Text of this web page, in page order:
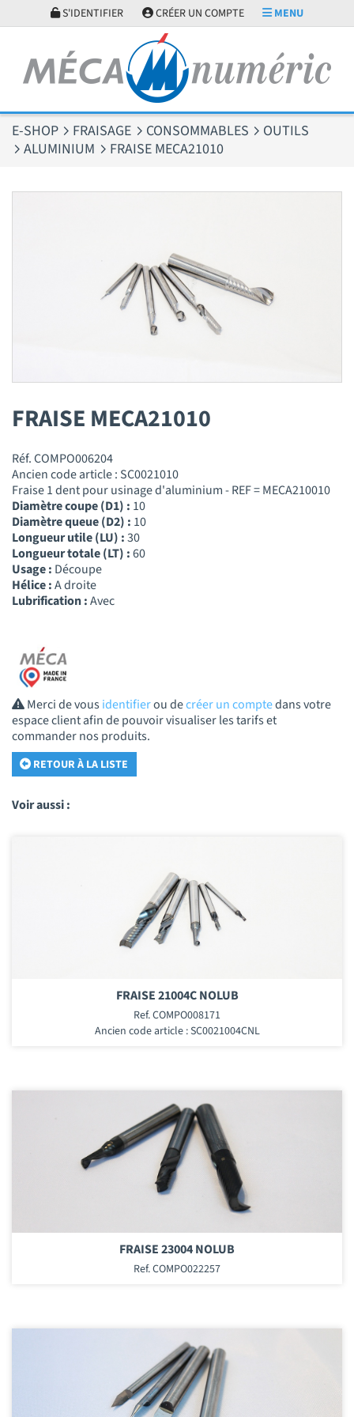
S'IDENTIFIER CRÉER UN COMPTE MENU
E-SHOP FRAISAGE CONSOMMABLES
OUTILS
ALUMINIUM
FRAISE MECA21010
FRAISE MECA21010
Réf. COMPO006204
Ancien code article : SC0021010
Fraise 1 dent pour usinage d'aluminium - REF = MECA210010
Diamètre coupe (D1) : 10
Diamètre queue (D2) : 10
Longueur utile (LU) :30
Longueur totale (LT) :60
Usage : Découpe
Hélice :A droite
Lubrification :Avec
Merci de vousidentifierou decréer un comptedans votre
espace client afin de pouvoir visualiser les tarifs et
commander nos produits.
RETOUR À LA LISTE
Voir aussi :
FRAISE 21004C NOLUB
Ref. COMPO008171
Ancien code article : SC0021004CNL
FRAISE 23004 NOLUB
Ref. COMPO022257
Panneau de gestion des cookies